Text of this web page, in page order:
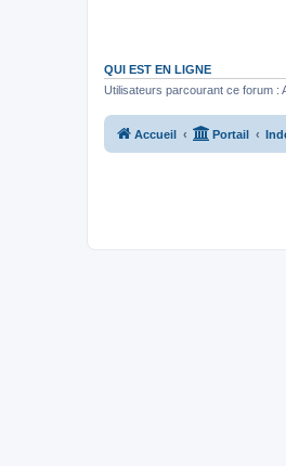
QUI EST EN LIGNE
Utilisateurs parcourant ce forum :
Accueil Portail